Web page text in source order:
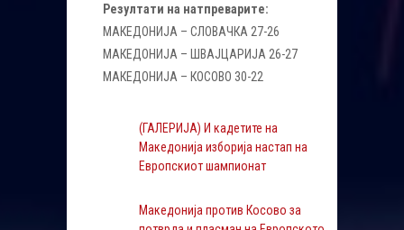
Резултати на натпреварите:
МАКЕДОНИЈА – СЛОВАЧКА 27-26
МАКЕДОНИЈА – ШВАЈЦАРИЈА 26-27
МАКЕДОНИЈА – КОСОВО 30-22
(ГАЛЕРИЈА) И кадетите на
Македонија изборија настап на
Европскиот шампионат
Македонија против Косово за